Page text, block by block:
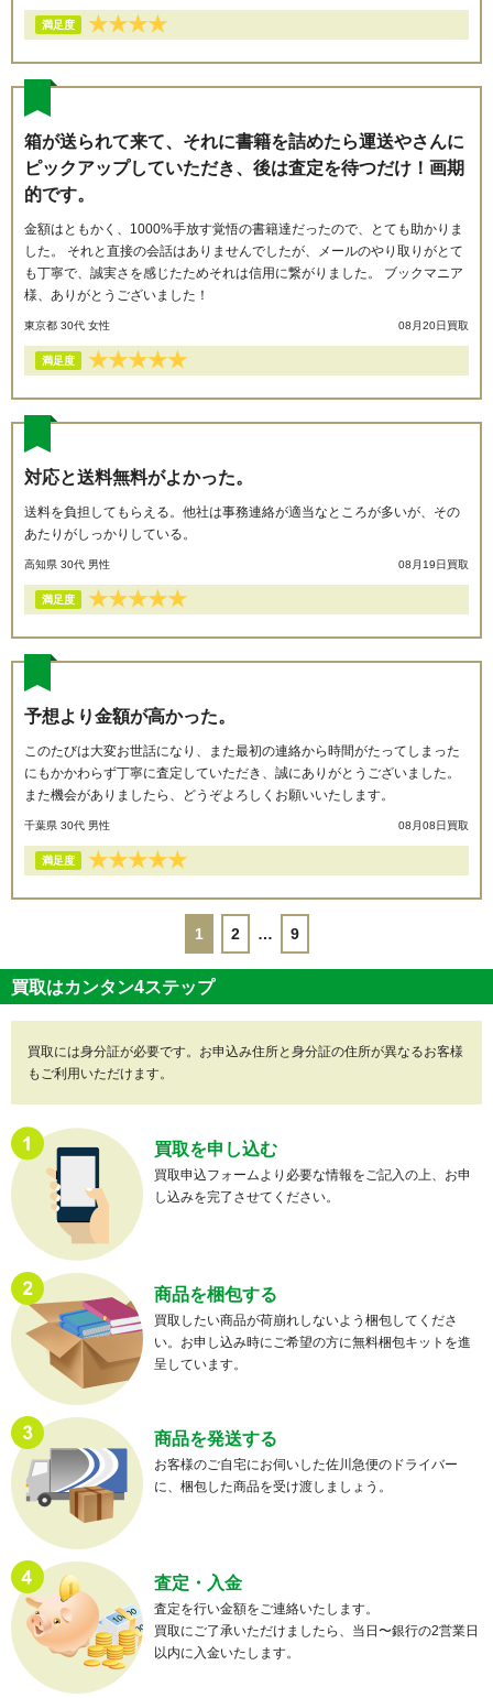
満足度 ★★★★
箱が送られて来て、それに書籍を詰めたら運送やさんに
ピックアップしていただき、後は査定を待つだけ！画期
的です。
金額はともかく、1000%手放す覚悟の書籍達だったので、とても助かりま
した。 それと直接の会話はありませんでしたが、メールのやり取りがとて
も丁寧で、誠実さを感じたためそれは信用に繋がりました。 ブックマニア
様、ありがとうございました！
東京都 30代 女性 08月20日買取
満足度 ★★★★★
対応と送料無料がよかった。
送料を負担してもらえる。他社は事務連絡が適当なところが多いが、その
あたりがしっかりしている。
高知県 30代 男性 08月19日買取
満足度 ★★★★★
予想より金額が高かった。
このたびは大変お世話になり、また最初の連絡から時間がたってしまった
にもかかわらず丁寧に査定していただき、誠にありがとうございました。
また機会がありましたら、どうぞよろしくお願いいたします。
千葉県 30代 男性 08月08日買取
満足度 ★★★★★
1 2 … 9
買取はカンタン4ステップ
買取には身分証が必要です。お申込み住所と身分証の住所が異なるお客様
もご利用いただけます。
買取を申し込む
買取申込フォームより必要な情報をご記入の上、お申
し込みを完了させてください。
商品を梱包する
買取したい商品が荷崩れしないよう梱包してくださ
い。お申し込み時にご希望の方に無料梱包キットを進
呈しています。
商品を発送する
お客様のご自宅にお伺いした佐川急便のドライバー
に、梱包した商品を受け渡しましょう。
査定・入金
査定を行い金額をご連絡いたします。
買取にご了承いただけましたら、当日〜銀行の2営業日
以内に入金いたします。